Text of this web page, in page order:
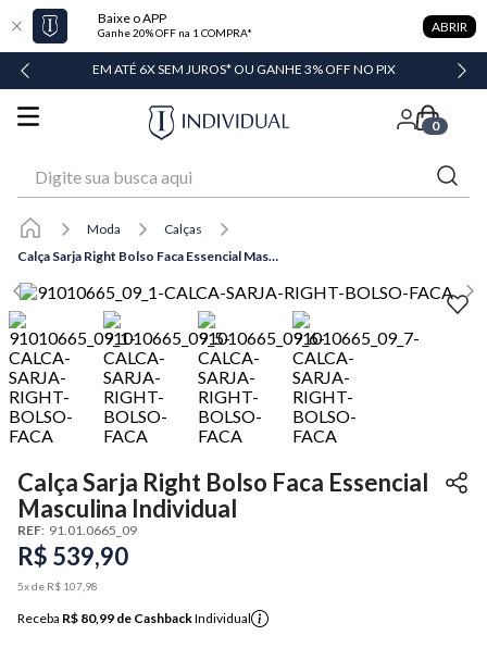
Baixe o APP
Ganhe 20% OFF na 1 COMPRA* ABRIR
EM ATÉ 6X SEM JUROS* OU GANHE 3% OFF NO PIX
0
Moda
Calças
Calça Sarja Right Bolso Faca Essencial Masculina Individual
Calça Sarja Right Bolso Faca Essencial
Masculina Individual
REF: 91.01.0665_09
R$ 539,90
5x de R$ 107 98
Receba R$ 80,99 de CashbackIndividual